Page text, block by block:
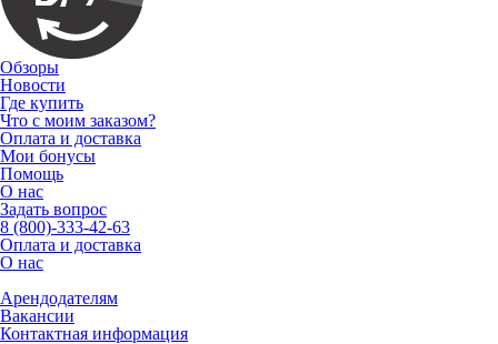
Обзоры
Новости
Где купить
Что с моим заказом?
Оплата и доставка
Мои бонусы
Помощь
О нас
Задать вопрос
8 (800)-333-42-63
Оплата и доставка
О нас
Арендодателям
Вакансии
Контактная информация